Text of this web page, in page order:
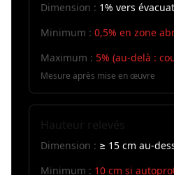
Dimension : 1% vers
Minimum : 0,5% en zone
Maximum : 5% (au-delà :
Mesure après mise en œuvre
Dimension : ≥ 15 cm au-
Minimum : 10 cm si